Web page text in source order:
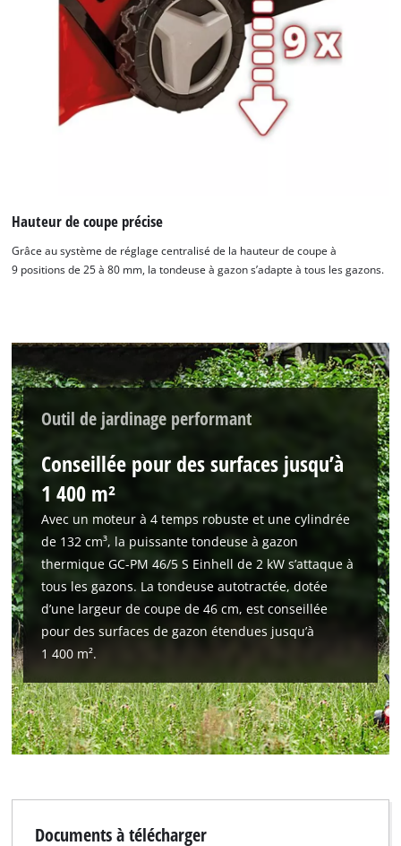
Nous avons besoin de votre accord pour
pouvoir charger Google Maps !
This content is not permitted to load due
to the list of technologies used.
Powered byUsercentrics Consent
Hauteur de coupe précise
Grâce au système de réglage centralisé de la hauteur de coupe à
9 positions de 25 à 80 mm, la tondeuse à gazon s’adapte à tous les gazons.
Outil de jardinage performant
Conseillée pour des surfaces jusqu’à
1 400 m²
Avec un moteur à 4 temps robuste et une cylindrée
de 132 cm³, la puissante tondeuse à gazon
thermique GC-PM 46/5 S Einhell de 2 kW s’attaque à
tous les gazons. La tondeuse autotractée, dotée
d’une largeur de coupe de 46 cm, est conseillée
pour des surfaces de gazon étendues jusqu’à
1 400 m².
Documents à télécharger